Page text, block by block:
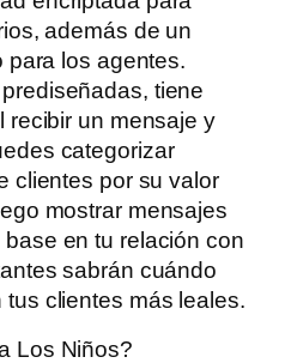
además de un
para los agentes.
tiene
recibir un mensaje y
categorizar
clientes por su valor
mostrar mensajes
​​en tu relación con
sabrán cuándo
clientes más leales.
Los Niños?